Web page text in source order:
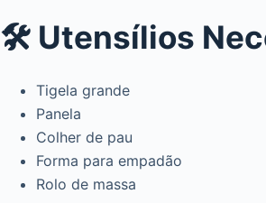
🛠️ Utensílios
Tigela grande
Panela
Colher de pau
Forma para empadão
Rolo de massa